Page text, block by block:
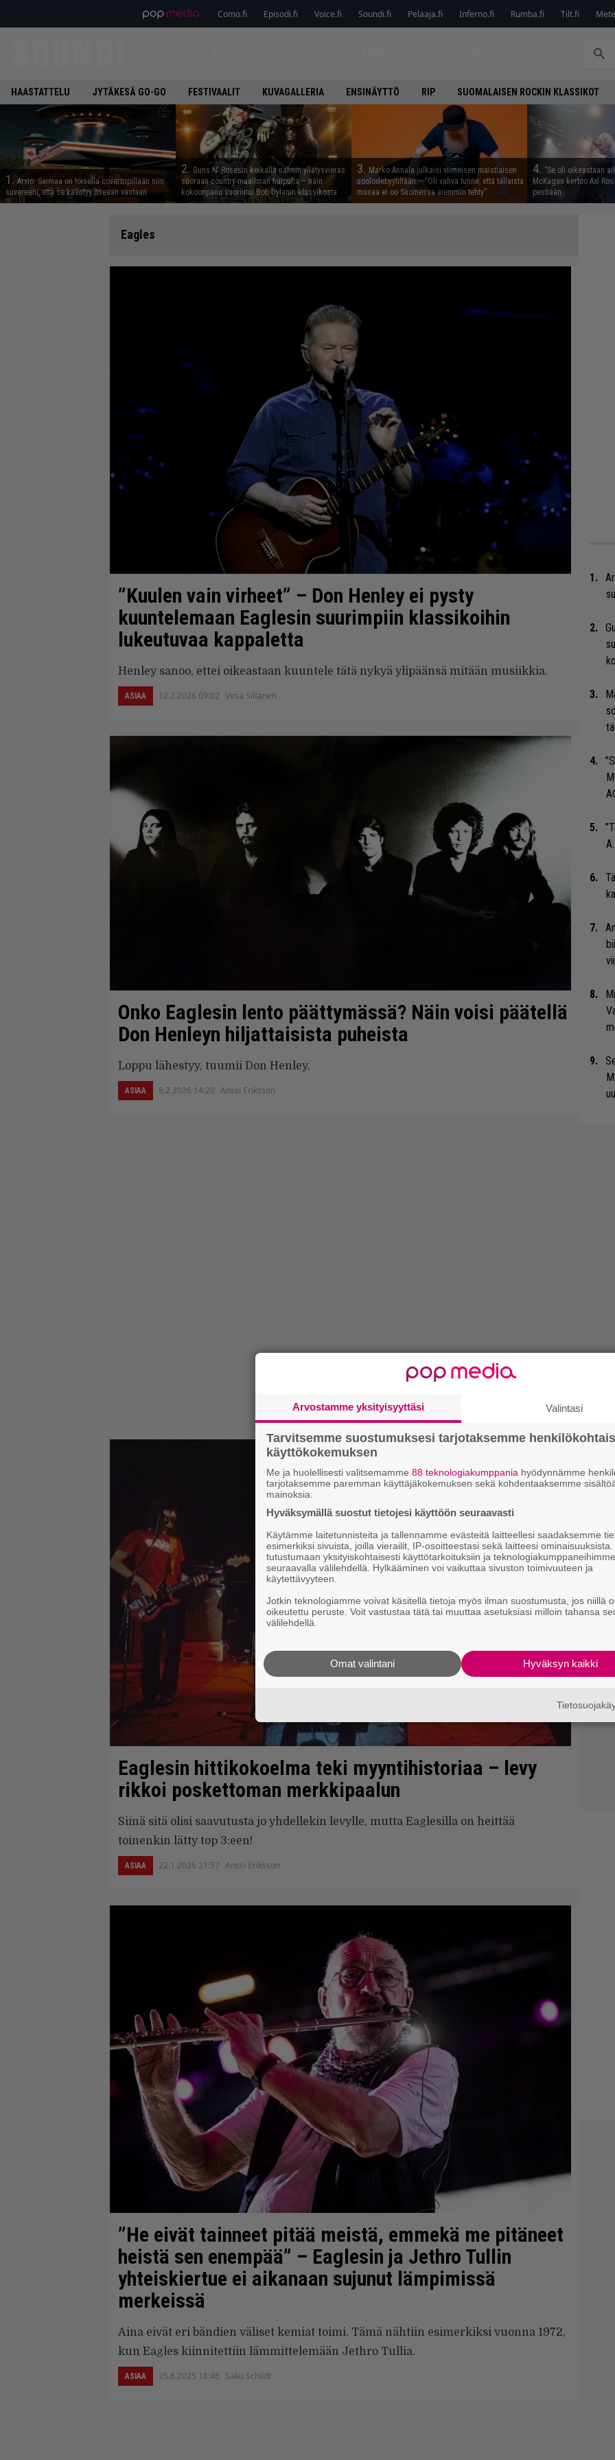
Como.fi Episodi.fi Voice.fi Soundi.fi Pelaaja.fi Inferno.fi Rumba.fi Tilt.fi
HAASTATTELU JYTÄKESÄ GO-GO FESTIVAALIT KUVAGALLERIA ENSINÄYTTÖ RIP SUOMALAISEN ROCKIN KLASSIKOT
1. Arvio: Saimaa on toisella covertripillään niin
suvereeni, että se kääntyy itseään vastaan
2. Guns N’ Rosesin keikalla nähtiin yllätysvieras
suoraan country-maailman huipulta – näin
kokoonpano suoriutui Bob Dylanin klassikosta
3. Marko Annala julkaisi viimeisen maistiaisen
soolodebyytiltään – ”Oli vahva tunne, että tällaista
musaa ei oo Suomessa aiemmin tehty”
4. ”Se oli oikeastaan
McKagan kertoo Axl
pestiään
Eagles
”Kuulen vain virheet” – Don Henley ei pysty
kuuntelemaan Eaglesin suurimpiin klassikoihin
lukeutuvaa kappaletta
Henley sanoo, ettei oikeastaan kuuntele tätä nykyä ylipäänsä mitään musiikkia.
ASIAA 12.2.2026 09:02 Vesa Siltanen
Onko Eaglesin lento päättymässä? Näin voisi päätellä
Don Henleyn hiljattaisista puheista
Loppu lähestyy, tuumii Don Henley.
ASIAA 8.2.2026 14:20 Anssi Eriksson
Eaglesin hittikokoelma teki myyntihistoriaa – levy
rikkoi poskettoman merkkipaalun
Siinä sitä olisi saavutusta jo yhdellekin levylle, mutta Eaglesilla on heittää
toinenkin lätty top 3:een!
ASIAA 22.1.2026 21:57 Anssi Eriksson
”He eivät tainneet pitää meistä, emmekä me pitäneet
heistä sen enempää” – Eaglesin ja Jethro Tullin
yhteiskiertue ei aikanaan sujunut lämpimissä
merkeissä
Aina eivät eri bändien väliset kemiat toimi. Tämä nähtiin esimerkiksi vuonna 1972,
kun Eagles kiinnitettiin lämmittelemään Jethro Tullia.
ASIAA 25.8.2025 18:46 Saku Schildt
Arvostamme yksityisyyttäsi Valintasi
Tarvitsemme suostumuksesi tarjotaksemme
käyttökokemuksen
Me ja huolellisesti valitsemamme 88 teknologiakumppania hyödynnämme
tarjotaksemme paremman käyttäjäkokemuksen sekä kohdentaaksemme
mainoksia.
Hyväksymällä suostut tietojesi käyttöön seuraavasti
Käytämme laitetunnisteita ja tallennamme evästeitä laitteellesi saadaksemme
esimerkiksi sivuista, joilla vierailit, IP-osoitteestasi sekä laitteesi
tutustumaan yksityiskohtaisesti käyttötarkoituksiin ja teknologiakumppaneihimme
seuraavalla välilehdellä. Hylkääminen voi vaikuttaa sivuston toimivuuteen ja
käytettävyyteen.
Jotkin teknologiamme voivat käsitellä tietoja myös ilman suostumusta, jos niillä
oikeutettu peruste. Voit vastustaa tätä tai muuttaa asetuksiasi milloin tahansa
välilehdellä.
Hyväksyn kaikki
Omat valintani